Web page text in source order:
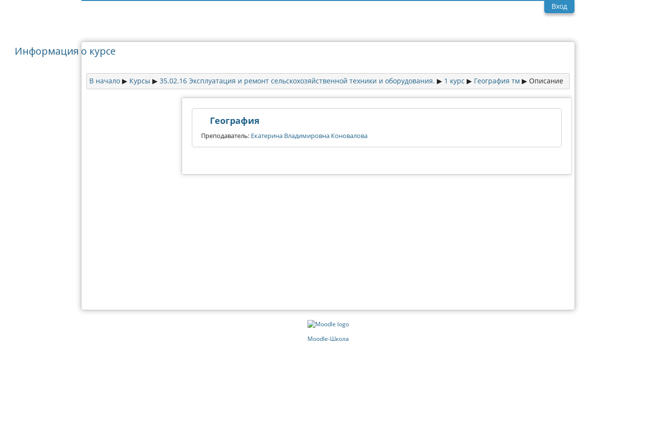
Вход
Информация о курсе
В начало ▶︎ Курсы ▶︎ 35.02.16 Эксплуатация и ремонт сельскохозяйственной техники и оборудования. ▶︎ 1 курс ▶︎ География тм ▶︎ Описание
География
Преподаватель: Екатерина Владимировна Коновалова
Moodle-Школа